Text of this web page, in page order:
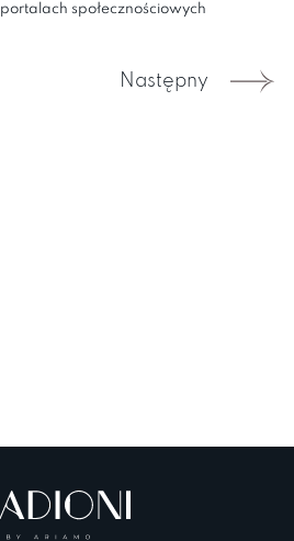
społecznościowych
Następny